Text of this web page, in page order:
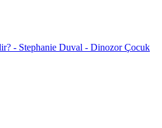
- Stephanie Duval - Dinozor Çocuk